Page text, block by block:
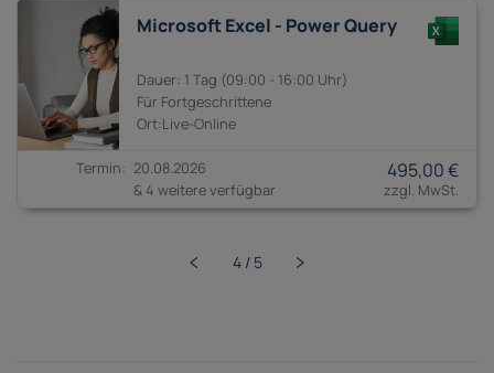
Microsoft Excel - Power Query
1 Tag 09:00 - 16:00
Fortgeschrittene
20.08.2026
& 4 weitere verfügbar
495,00 €